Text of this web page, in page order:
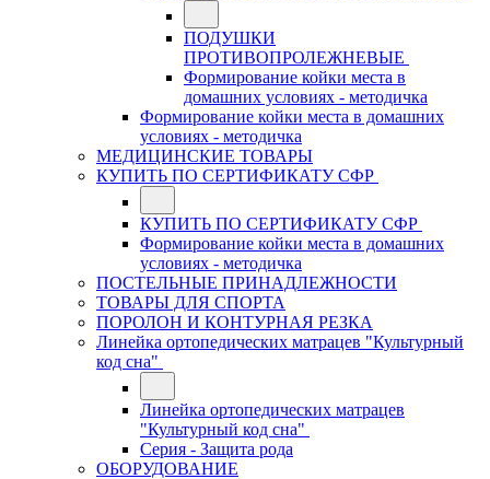
ПОДУШКИ
ПРОТИВОПРОЛЕЖНЕВЫЕ
Формирование койки места в
домашних условиях - методичка
Формирование койки места в домашних
условиях - методичка
МЕДИЦИНСКИЕ ТОВАРЫ
КУПИТЬ ПО СЕРТИФИКАТУ СФР
КУПИТЬ ПО СЕРТИФИКАТУ СФР
Формирование койки места в домашних
условиях - методичка
ПОСТЕЛЬНЫЕ ПРИНАДЛЕЖНОСТИ
ТОВАРЫ ДЛЯ СПОРТА
ПОРОЛОН И КОНТУРНАЯ РЕЗКА
Линейка ортопедических матрацев "Культурный
код сна"
Линейка ортопедических матрацев
"Культурный код сна"
Серия - Защита рода
ОБОРУДОВАНИЕ